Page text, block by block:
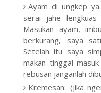
Ayam di ungkep
serai jahe
Masukan ayam,
berkurang, saya
Setelah itu saya
makan tinggal
rebusan janganlah
Kremesan: (jika